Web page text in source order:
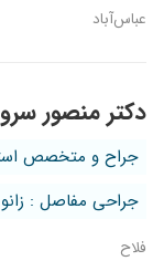
عباس‌آباد
دکتر منصور
جراح و متخصص
جراحی مفاصل :
فلاح